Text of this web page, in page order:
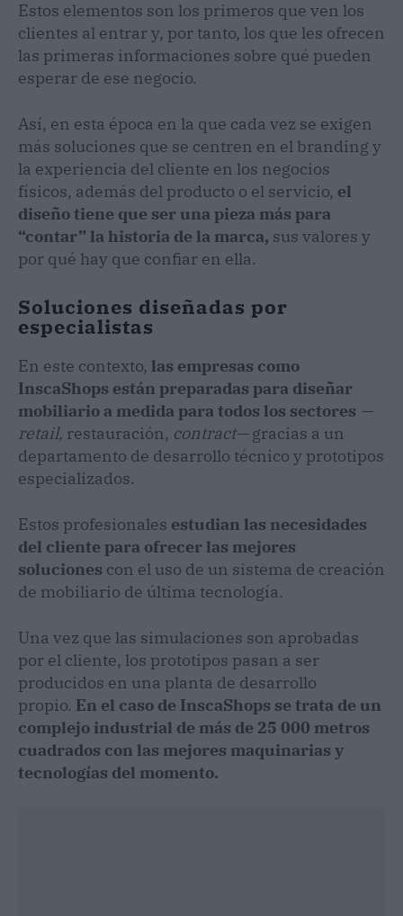
Estos elementos son los primeros que ven los
clientes al entrar y, por tanto, los que les ofrecen
las primeras informaciones sobre qué pueden
esperar de ese negocio.
Así, en esta época en la que cada vez se exigen
más soluciones que se centren en el branding y
la experiencia del cliente en los negocios
físicos, además del producto o el servicio, el
diseño tiene que ser una pieza más para
“contar” la historia de la marca, sus valores y
por qué hay que confiar en ella.
Soluciones diseñadas por
especialistas
En este contexto, las empresas como
InscaShops están preparadas para diseñar
mobiliario a medida para todos los sectores —
retail, restauración, contract—gracias a un
departamento de desarrollo técnico y prototipos
especializados.
Estos profesionales estudian las necesidades
del cliente para ofrecer las mejores
soluciones con el uso de un sistema de creación
de mobiliario de última tecnología.
Una vez que las simulaciones son aprobadas
por el cliente, los prototipos pasan a ser
producidos en una planta de desarrollo
propio. En el caso de InscaShops se trata de un
complejo industrial de más de 25 000 metros
cuadrados con las mejores maquinarias y
tecnologías del momento.